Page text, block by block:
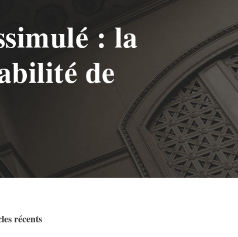
: la
de
récents